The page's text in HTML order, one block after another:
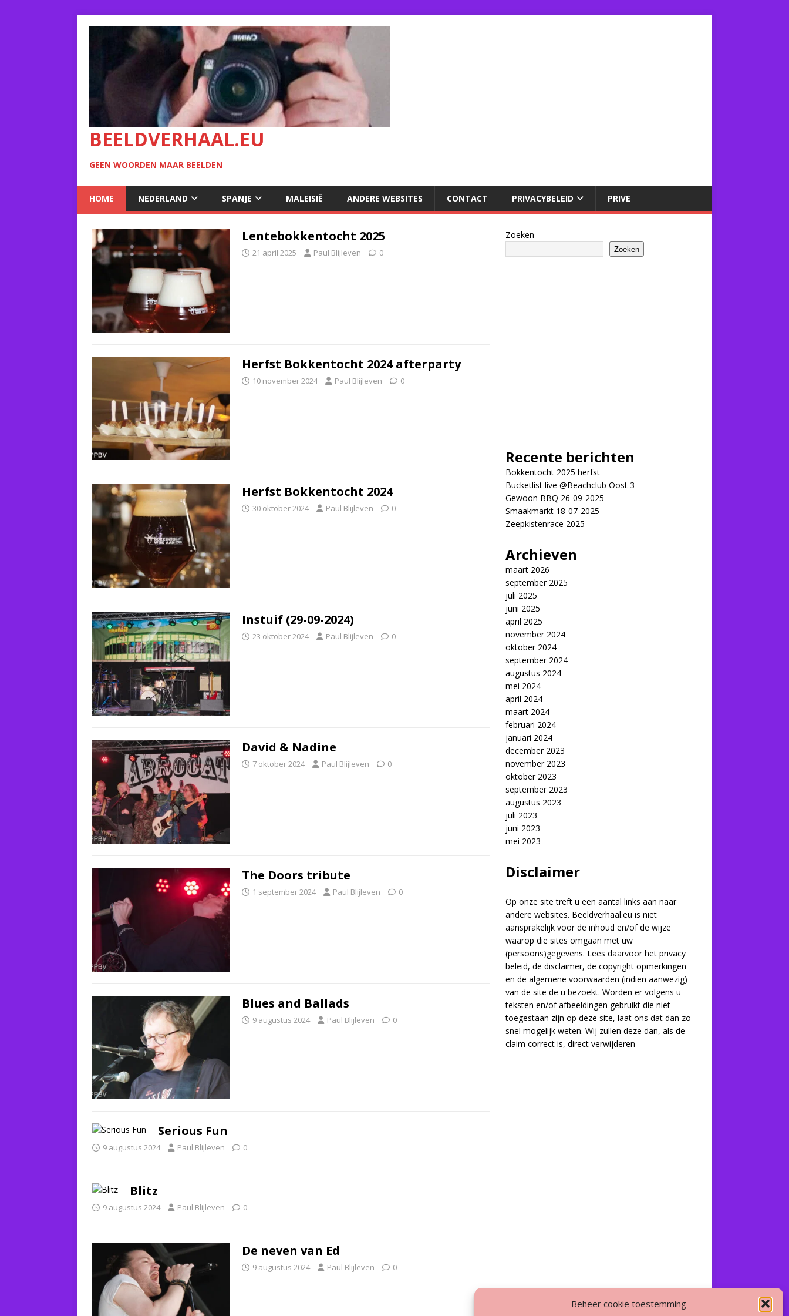
Beheer cookie toestemming
BEELDVERHAAL.EU
GEEN WOORDEN MAAR BEELDEN
HOME NEDERLAND SPANJE MALEISIË ANDERE WEBSITES CONTACT PRIVACYBELEID PRIVE
Lentebokkentocht 2025
21 april 2025 Paul Blijleven 0
Herfst Bokkentocht 2024 afterparty
10 november 2024 Paul Blijleven 0
Herfst Bokkentocht 2024
30 oktober 2024 Paul Blijleven 0
Instuif (29-09-2024)
23 oktober 2024 Paul Blijleven 0
David & Nadine
7 oktober 2024 Paul Blijleven 0
The Doors tribute
1 september 2024 Paul Blijleven 0
Blues and Ballads
9 augustus 2024 Paul Blijleven 0
Serious Fun
9 augustus 2024 Paul Blijleven 0
Blitz
9 augustus 2024 Paul Blijleven 0
De neven van Ed
9 augustus 2024 Paul Blijleven 0
Zoeken
Zoeken
Recente berichten
Bokkentocht 2025 herfst
Bucketlist live @Beachclub Oost 3
Gewoon BBQ 26-09-2025
Smaakmarkt 18-07-2025
Zeepkistenrace 2025
Archieven
maart 2026
september 2025
juli 2025
juni 2025
april 2025
november 2024
oktober 2024
september 2024
augustus 2024
mei 2024
april 2024
maart 2024
februari 2024
januari 2024
december 2023
november 2023
oktober 2023
september 2023
augustus 2023
juli 2023
juni 2023
mei 2023
Disclaimer
Op onze site treft u een aantal links aan naar
andere websites. Beeldverhaal.eu is niet
aansprakelijk voor de inhoud en/of de wijze
waarop die sites omgaan met uw
(persoons)gegevens. Lees daarvoor het privacy
beleid, de disclaimer, de copyright opmerkingen
en de algemene voorwaarden (indien aanwezig)
van de site de u bezoekt. Worden er volgens u
teksten en/of afbeeldingen gebruikt die niet
toegestaan zijn op deze site, laat ons dat dan zo
snel mogelijk weten. Wij zullen deze dan, als de
claim correct is, direct verwijderen